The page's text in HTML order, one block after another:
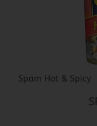
Spam Hot & Spicy